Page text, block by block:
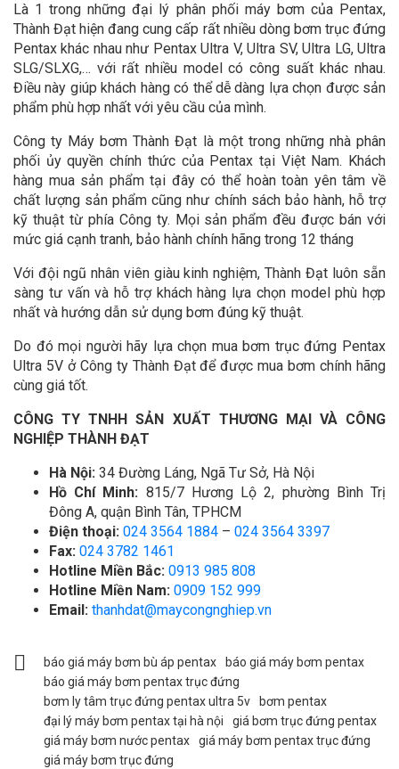
Là 1 trong những đại lý phân phối máy bơm của Pentax,
Thành Đạt hiện đang cung cấp rất nhiều dòng bơm trục đứng
Pentax khác nhau như Pentax Ultra V, Ultra SV, Ultra LG, Ultra
SLG/SLXG,… với rất nhiều model có công suất khác nhau.
Điều này giúp khách hàng có thể dễ dàng lựa chọn được sản
phẩm phù hợp nhất với yêu cầu của mình.
Công ty Máy bơm Thành Đạt là một trong những nhà phân
phối ủy quyền chính thức của Pentax tại Việt Nam. Khách
hàng mua sản phẩm tại đây có thể hoàn toàn yên tâm về
chất lượng sản phẩm cũng như chính sách bảo hành, hỗ trợ
kỹ thuật từ phía Công ty. Mọi sản phẩm đều được bán với
mức giá cạnh tranh, bảo hành chính hãng trong 12 tháng
Với đội ngũ nhân viên giàu kinh nghiệm, Thành Đạt luôn sẵn
sàng tư vấn và hỗ trợ khách hàng lựa chọn model phù hợp
nhất và hướng dẫn sử dụng bơm đúng kỹ thuật.
Do đó mọi người hãy lựa chọn mua bơm trục đứng Pentax
Ultra 5V ở Công ty Thành Đạt để được mua bơm chính hãng
cùng giá tốt.
CÔNG TY TNHH SẢN XUẤT THƯƠNG MẠI VÀ CÔNG
NGHIỆP THÀNH ĐẠT
Hà Nội: 34 Đường Láng, Ngã Tư Sở, Hà Nội
Hồ Chí Minh: 815/7 Hương Lộ 2, phường Bình Trị
Đông A, quận Bình Tân, TPHCM
Điện thoại: 024 3564 1884 – 024 3564 3397
Fax: 024 3782 1461
Hotline Miền Bắc: 0913 985 808
Hotline Miền Nam: 0909 152 999
Email: thanhdat@maycongnghiep.vn
báo giá máy bơm bù áp pentax
báo giá máy bơm pentax
báo giá máy bơm pentax trục đứng
bơm ly tâm trục đứng pentax ultra 5v
bơm pentax
đại lý máy bơm pentax tại hà nội
giá bơm trục đứng pentax
giá máy bơm nước pentax
giá máy bơm pentax trục đứng
giá máy bơm trục đứng